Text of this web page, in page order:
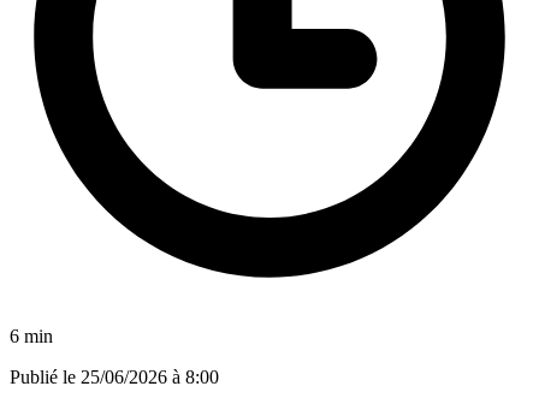
6 min
Publié le 25/06/2026 à 8:00